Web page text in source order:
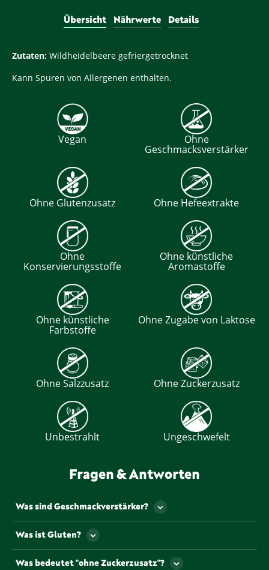
Übersicht Nährwerte Details
Zutaten: Wildheidelbeere gefriergetrocknet
Kann Spuren von Allergenen enthalten.
Vegan Ohne
Geschmacksverstärker
Ohne Glutenzusatz Ohne Hefeextrakte
Ohne
Konservierungsstoffe
Ohne künstliche
Aromastoffe
Ohne künstliche
Farbstoffe
Ohne Zugabe von Laktose
Ohne Salzzusatz Ohne Zuckerzusatz
Unbestrahlt Ungeschwefelt
Fragen & Antworten
Was sind Geschmackverstärker?
Als Geschmackverstärker werden jene
Lebensmittelzusatzstoffe bezeichnet, die den
Geschmack und/oder den Geruch eines
Lebensmittels verstärken. Gekennzeichnet werden
Was ist Gluten?
Gluten ist ein Eiweiß, dass u.a. natürlicherweise in
Was bedeutet "ohne Zuckerzusatz"?